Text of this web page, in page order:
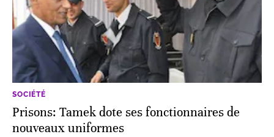
SOCIÉTÉ
Prisons: Tamek dote ses fonctionnaires de
nouveaux uniformes